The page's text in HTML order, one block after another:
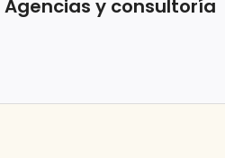
Agencias y consultoría